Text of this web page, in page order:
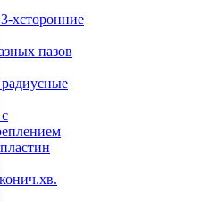
хсторонние
пазов